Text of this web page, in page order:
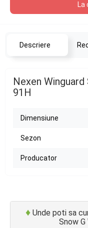
Descriere
Nexen
91H
Dimensiune
Sezon
Producator
♦Unde poti sa
Snow